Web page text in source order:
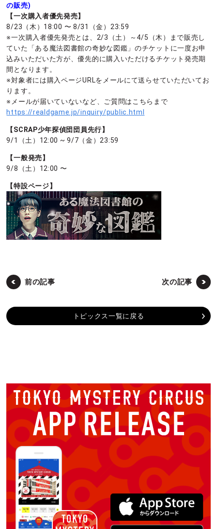
の販売)
【一次購入者優先発売】
8/23（木）18:00 〜 8/31（金）23:59
※一次購入者優先発売とは、2/3（土）～4/5（木）まで販売し
ていた「ある魔法図書館の奇妙な図鑑」のチケットに一度お申
込みいただいた方が、優先的に購入いただけるチケット発売期
間となります。
※対象者には購入ページURLをメールにて送らせていただいてお
ります。
※メールが届いていないなど、ご質問はこちらまで
https://realdgame.jp/inquiry/public.html
【SCRAP少年探偵団団員先行】
9/1（土）12:00 ~ 9/7（金）23:59
【一般発売】
9/8（土）12:00 〜
【特設ページ】
前の記事 次の記事
トピックス一覧に戻る